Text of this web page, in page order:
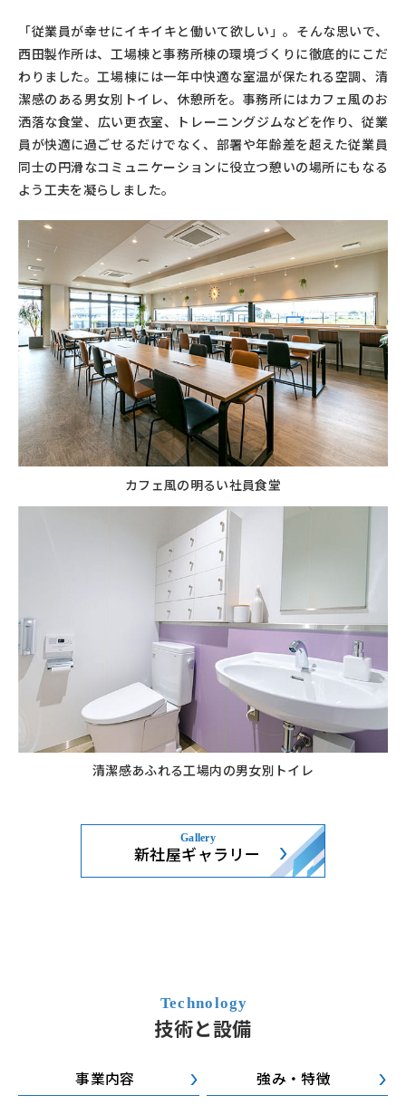
「従業員が幸せにイキイキと働いて欲しい」。そんな思いで、
西田製作所は、工場棟と事務所棟の環境づくりに徹底的にこだ
わりました。工場棟には一年中快適な室温が保たれる空調、清
潔感のある男女別トイレ、休憩所を。事務所にはカフェ風のお
洒落な食堂、広い更衣室、トレーニングジムなどを作り、従業
員が快適に過ごせるだけでなく、部署や年齢差を超えた従業員
同士の円滑なコミュニケーションに役立つ憩いの場所にもなる
よう工夫を凝らしました。
カフェ風の明るい社員食堂
清潔感あふれる工場内の男女別トイレ
新社屋ギャラリー
技術と設備
事業内容
強み・特徴